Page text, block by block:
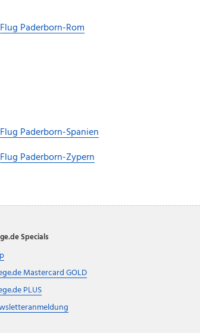
Flug Paderborn-Rom
Flug Paderborn-Spanien
Flug Paderborn-Zypern